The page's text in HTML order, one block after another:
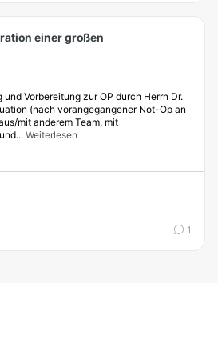
einer großen
Vorbereitung zur OP durch Herrn Dr.
(nach vorangegangener Not-Op an
mit anderem Team, mit
Weiterlesen
1